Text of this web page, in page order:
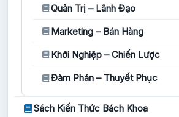
Quản Trị – Lãnh Đạo
Marketing – Bán Hàng
Khởi Nghiệp – Chiến Lược
Đàm Phán – Thuyết Phục
Sách Kiến Thức Bách Khoa